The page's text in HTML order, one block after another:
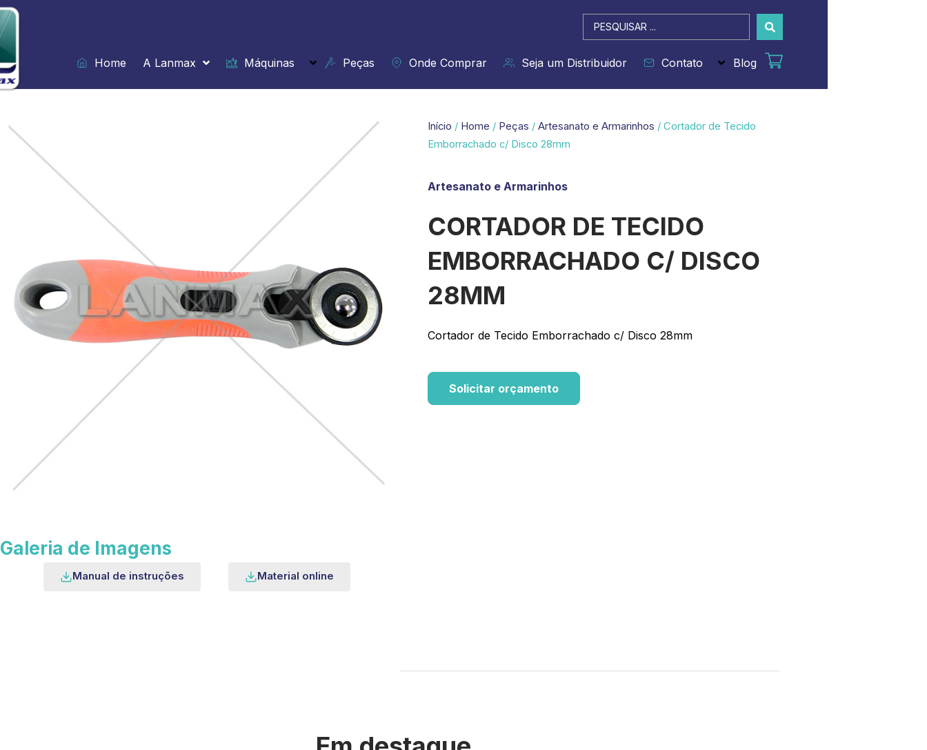
Ir
para
o
conteúdo
Pesquisar
...
Home
A Lanmax Máquinas Peças Onde Comprar Seja um Distribuidor Contato Blog
Galeria de Imagens
Manual de instruções Material online
Início / Home / Peças / Artesanato e Armarinhos / Cortador de Tecido
Emborrachado c/ Disco 28mm
Artesanato e Armarinhos
CORTADOR DE TECIDO
EMBORRACHADO C/ DISCO
28MM
Cortador de Tecido Emborrachado c/ Disco 28mm
Solicitar orçamento